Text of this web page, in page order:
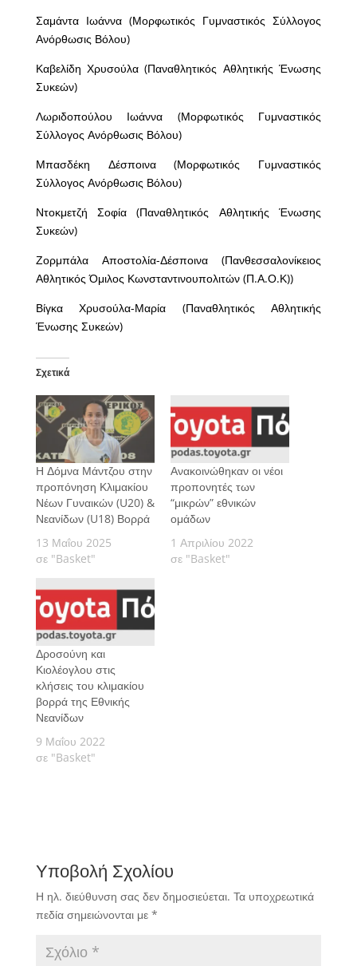
Σαμάντα Ιωάννα (Μορφωτικός Γυμναστικός Σύλλογος
Ανόρθωσις Βόλου)
Καβελίδη Χρυσούλα (Παναθλητικός Αθλητικής Ένωσης
Συκεών)
Λωριδοπούλου Ιωάννα (Μορφωτικός Γυμναστικός
Σύλλογος Ανόρθωσις Βόλου)
Μπασδέκη Δέσποινα (Μορφωτικός Γυμναστικός
Σύλλογος Ανόρθωσις Βόλου)
Ντοκμετζή Σοφία (Παναθλητικός Αθλητικής Ένωσης
Συκεών)
Ζορμπάλα Αποστολία-Δέσποινα (Πανθεσσαλονίκειος
Αθλητικός Όμιλος Κωνσταντινουπολιτών (Π.Α.Ο.Κ))
Βίγκα Χρυσούλα-Μαρία (Παναθλητικός Αθλητικής
Ένωσης Συκεών)
Σχετικά
Η Δόμνα Μάντζου στην
προπόνηση Κλιμακίου
Νέων Γυναικών (U20) &
Νεανίδων (U18) Βορρά
13 Μαΐου 2025
σε "Basket"
Ανακοινώθηκαν οι νέοι
προπονητές των
“μικρών” εθνικών
ομάδων
1 Απριλίου 2022
σε "Basket"
Δροσούνη και
Κιολέογλου στις
κλήσεις του κλιμακίου
βορρά της Εθνικής
Νεανίδων
9 Μαΐου 2022
σε "Basket"
Υποβολή Σχολίου
Η ηλ. διεύθυνση σας δεν δημοσιεύεται. Τα υποχρεωτικά
πεδία σημειώνονται με *